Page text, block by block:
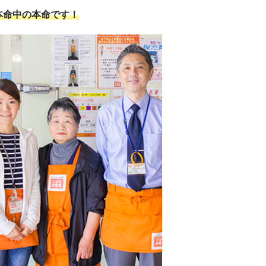
中の本命です！